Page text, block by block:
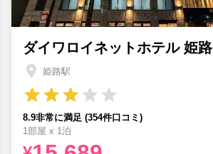
ダイワロイネットホテル 姫路
姫路駅
8.9非常に満足 (354件口コミ)
1部屋 x 1泊